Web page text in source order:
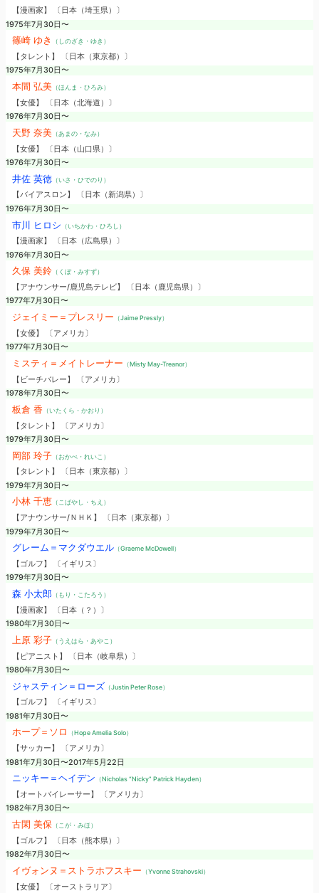
【漫画家】 〔日本（埼玉県）〕
1975年7月30日〜
篠崎 ゆき （しのざき・ゆき）
【タレント】 〔日本（東京都）〕
1975年7月30日〜
本間 弘美（ほんま・ひろみ）
【女優】 〔日本（北海道）〕
1976年7月30日〜
天野 奈美（あまの・なみ）
【女優】 〔日本（山口県）〕
1976年7月30日〜
井佐 英徳（いさ・ひでのり）
【バイアスロン】 〔日本（新潟県）〕
1976年7月30日〜
市川 ヒロシ （いちかわ・ひろし）
【漫画家】 〔日本（広島県）〕
1976年7月30日〜
久保 美鈴（くぼ・みすず）
【アナウンサー/鹿児島テレビ】 〔日本（鹿児島県）〕
1977年7月30日〜
ジェイミー＝プレスリー （Jaime Pressly）
【女優】 〔アメリカ〕
1977年7月30日〜
ミスティ＝メイトレーナー （Misty May-Treanor）
【ビーチバレー】 〔アメリカ〕
1978年7月30日〜
板倉 香 （いたくら・かおり）
【タレント】 〔アメリカ〕
1979年7月30日〜
岡部 玲子（おかべ・れいこ）
【タレント】 〔日本（東京都）〕
1979年7月30日〜
小林 千恵 （こばやし・ちえ）
【アナウンサー/ＮＨＫ】 〔日本（東京都）〕
1979年7月30日〜
グレーム＝マクダウエル（Graeme McDowell）
【ゴルフ】 〔イギリス〕
1979年7月30日〜
森 小太郎（もり・こたろう）
【漫画家】 〔日本（？）〕
1980年7月30日〜
上原 彩子（うえはら・あやこ）
【ピアニスト】 〔日本（岐阜県）〕
1980年7月30日〜
ジャスティン＝ローズ （Justin Peter Rose）
【ゴルフ】 〔イギリス〕
1981年7月30日〜
ホープ＝ソロ （Hope Amelia Solo）
【サッカー】 〔アメリカ〕
1981年7月30日〜2017年5月22日
ニッキー＝ヘイデン （Nicholas “Nicky” Patrick Hayden）
【オートバイレーサー】 〔アメリカ〕
1982年7月30日〜
古閑 美保 （こが・みほ）
【ゴルフ】 〔日本（熊本県）〕
1982年7月30日〜
イヴォンヌ＝ストラホフスキー （Yvonne Strahovski）
【女優】 〔オーストラリア〕